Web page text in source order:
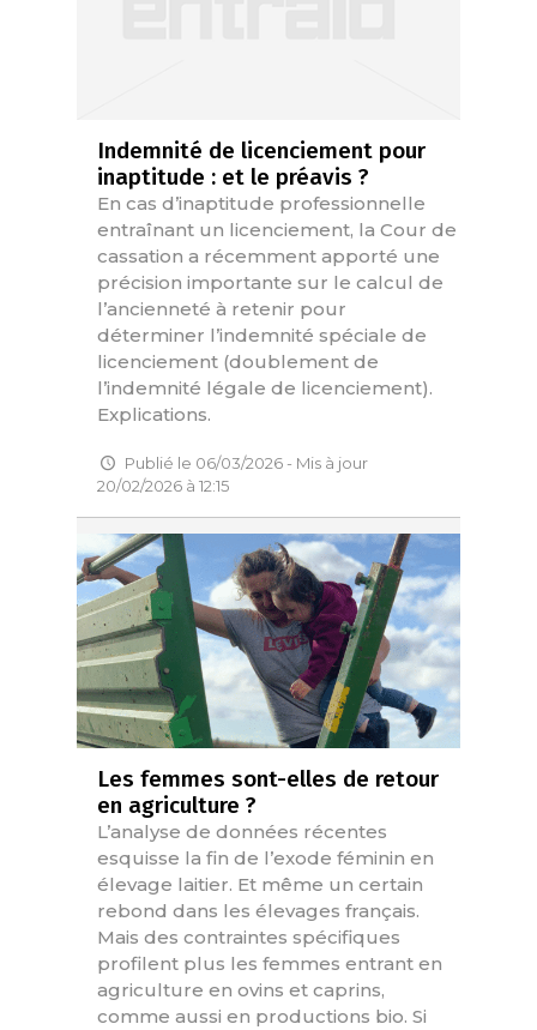
Indemnité de licenciement pour
inaptitude : et le préavis ?
En cas d’inaptitude professionnelle
entraînant un licenciement, la Cour de
cassation a récemment apporté une
précision importante sur le calcul de
l’ancienneté à retenir pour
déterminer l’indemnité spéciale de
licenciement (doublement de
l’indemnité légale de licenciement).
Explications.
Publié le 06/03/2026 - Mis à jour
20/02/2026 à 12:15
Les femmes sont-elles de retour
en agriculture ?
L’analyse de données récentes
esquisse la fin de l’exode féminin en
élevage laitier. Et même un certain
rebond dans les élevages français.
Mais des contraintes spécifiques
profilent plus les femmes entrant en
agriculture en ovins et caprins,
comme aussi en productions bio. Si